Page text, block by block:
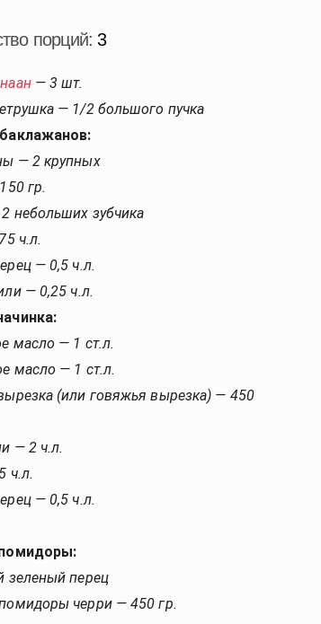
порций:3
— 3 шт.
— 1/2 большого пучка
— 2 крупных
гр.
небольших зубчика
ч.л.
— 0,5 ч.л.
— 0,25 ч.л.
масло — 1 ст.л.
масло — 1 ст.л.
(или говяжья вырезка) — 450
— 2 ч.л.
ч.л.
— 0,5 ч.л.
зеленый перец
черри — 450 гр.